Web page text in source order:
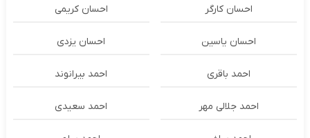
احسان کارگر احسان کریمی
احسان یاسین احسان یزدی
احمد باقری احمد بیرانوند
احمد جلالی مهر احمد سعیدی